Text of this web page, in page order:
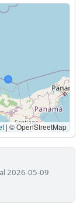
| © OpenStreetMap
2026-05-09